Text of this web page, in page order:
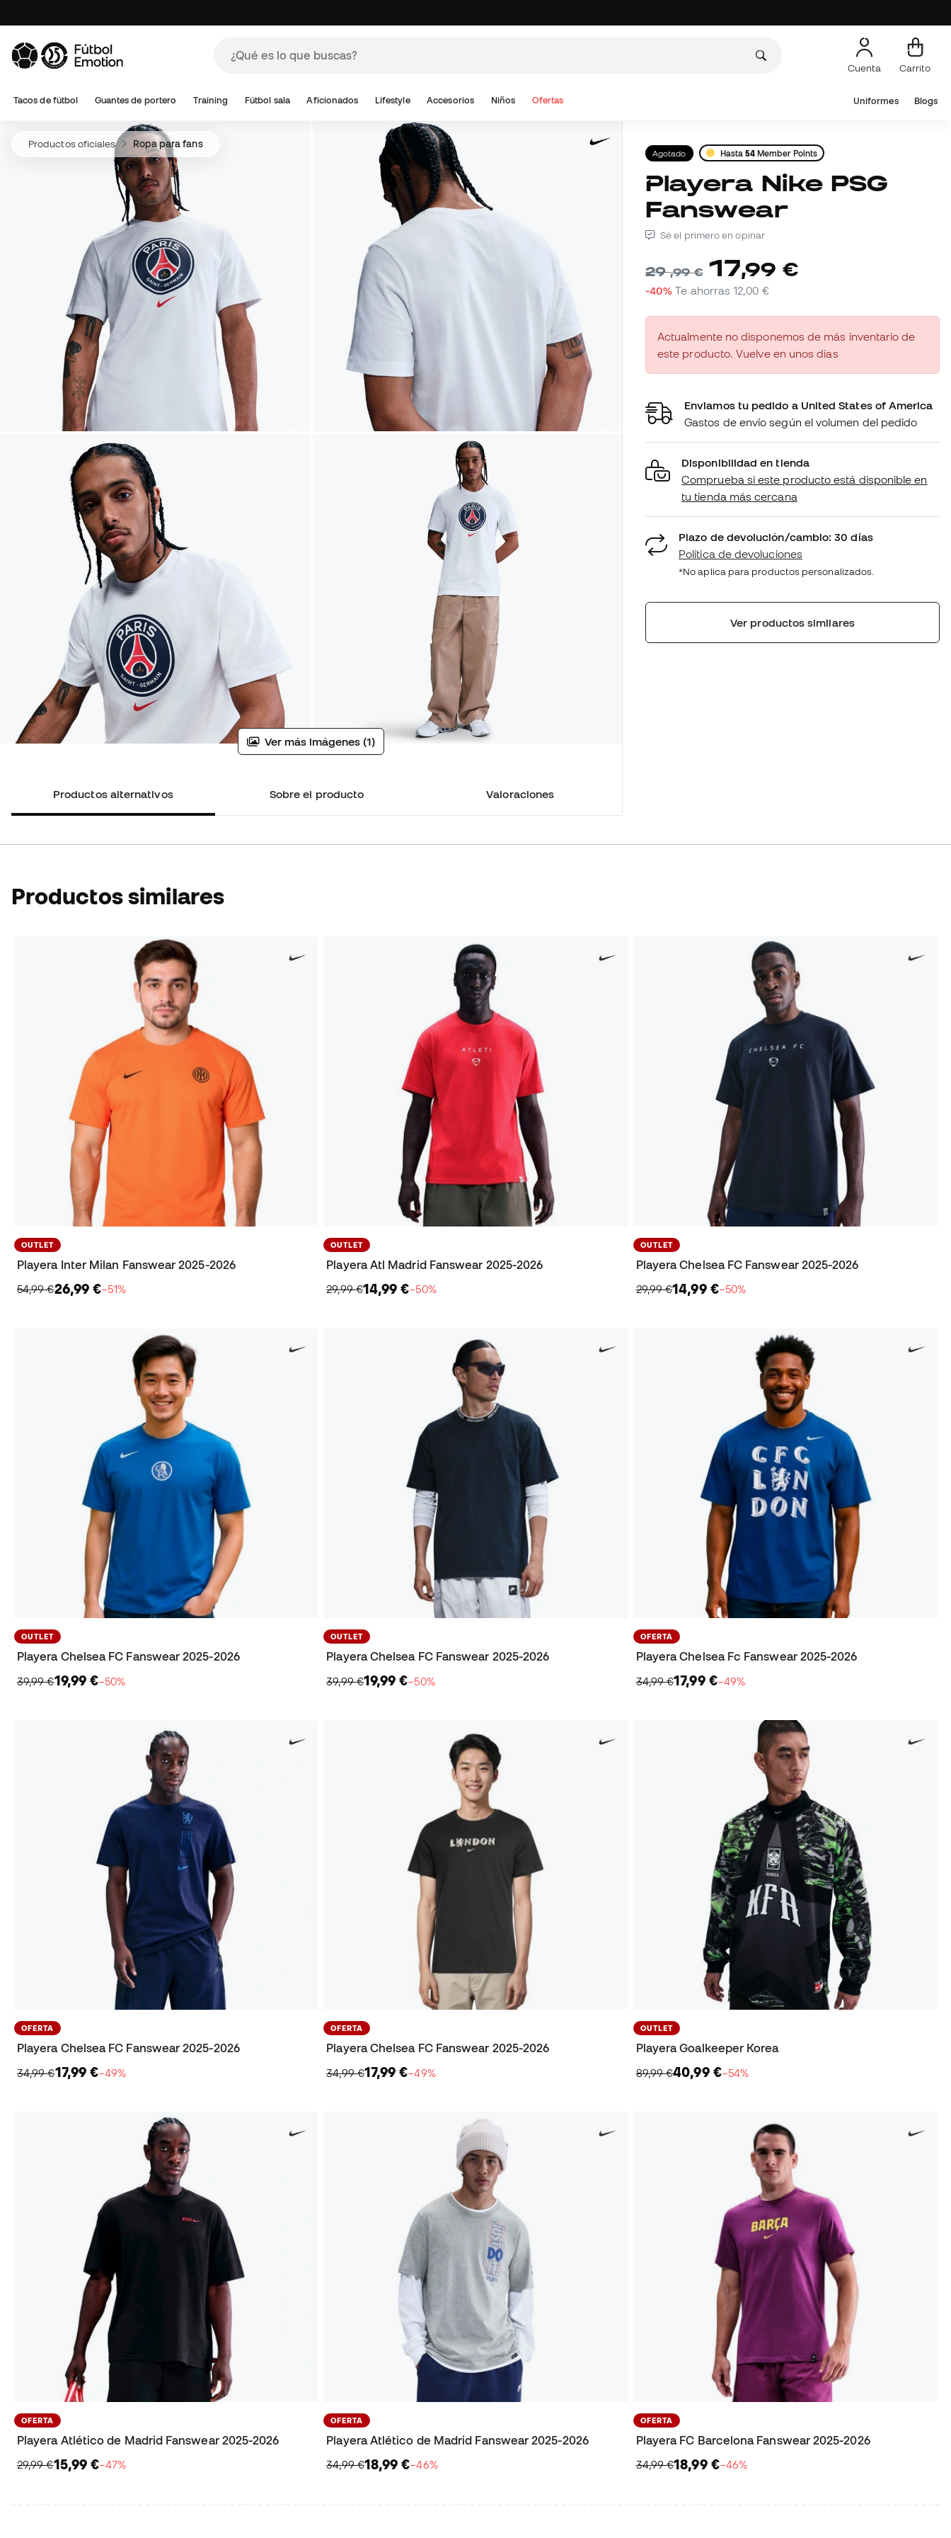
Cuenta Carrito
Tacos de fútbol Guantes de portero Training Fútbol sala Aficionados Lifestyle Accesorios Niños Ofertas Uniformes Blogs
Productos oficiales Ropa para fans
Ver más imágenes (1)
Productos alternativos Sobre el producto Valoraciones
Agotado Hasta54 Member Points
Playera Nike PSG
Fanswear
Sé el primero en opinar
29,99 € 17,99 €
-40% Te ahorras12,00 €
Actualmente no disponemos de más inventario de
este producto. Vuelve en unos días
Enviamos tu pedido a United States of America
Gastos de envío según el volumen del pedido
Disponibilidad en tienda
Comprueba si este producto está disponible en
tu tienda más cercana
Plazo de devolución/cambio: 30 días
Política de devoluciones
*No aplica para productos personalizados.
Ver productos similares
Productos similares
OUTLET
Playera Inter Milan Fanswear 2025-2026
54,99 €26,99 €−51%
OUTLET
Playera Atl Madrid Fanswear 2025-2026
29,99 €14,99 €−50%
OUTLET
Playera Chelsea FC Fanswear 2025-2026
29,99 €14,99 €−50%
OUTLET
Playera Chelsea FC Fanswear 2025-2026
39,99 €19,99 €−50%
OUTLET
Playera Chelsea FC Fanswear 2025-2026
39,99 €19,99 €−50%
OFERTA
Playera Chelsea Fc Fanswear 2025-2026
34,99 €17,99 €−49%
OFERTA
Playera Chelsea FC Fanswear 2025-2026
34,99 €17,99 €−49%
OFERTA
Playera Chelsea FC Fanswear 2025-2026
34,99 €17,99 €−49%
OUTLET
Playera Goalkeeper Korea
89,99 €40,99 €−54%
OFERTA
Playera Atlético de Madrid Fanswear 2025-2026
29,99 €15,99 €−47%
OFERTA
Playera Atlético de Madrid Fanswear 2025-2026
34,99 €18,99 €−46%
OFERTA
Playera FC Barcelona Fanswear 2025-2026
34,99 €18,99 €−46%